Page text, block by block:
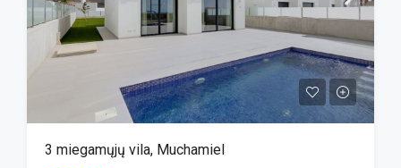
3 miegamųjų vila, Muchamiel